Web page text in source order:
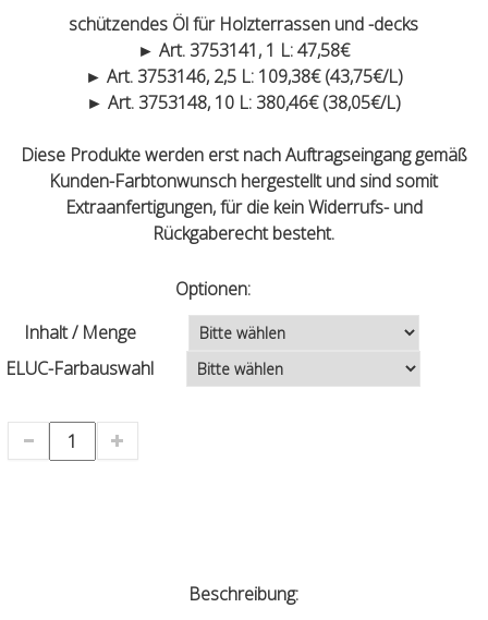
schützendes Öl für Holzterrassen und -decks
► Art. 3753141, 1 L: 47,58€
► Art. 3753146, 2,5 L: 109,38€ (43,75€/L)
► Art. 3753148, 10 L: 380,46€ (38,05€/L)
Diese Produkte werden erst nach Auftragseingang gemäß
Kunden-Farbtonwunsch hergestellt und sind somit
Extraanfertigungen, für die kein Widerrufs- und
Rückgaberecht besteht.
Optionen:
Inhalt / Menge
ELUC-Farbauswahl
Beschreibung: